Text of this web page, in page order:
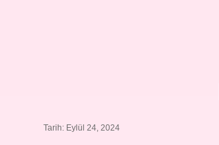
Tarih: Eylül 24, 2024